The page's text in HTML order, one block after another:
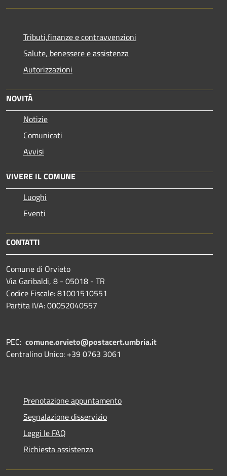
Tributi,finanze e contravvenzioni
Salute, benessere e assistenza
Autorizzazioni
NOVITÀ
Notizie
Comunicati
Avvisi
VIVERE IL COMUNE
Luoghi
Eventi
CONTATTI
Comune di Orvieto
Via Garibaldi, 8 - 05018 - TR
Codice Fiscale: 81001510551
Partita IVA: 00052040557
PEC: comune.orvieto@postacert.umbria.it
Centralino Unico: +39 0763 3061
Prenotazione appuntamento
Segnalazione disservizio
Leggi le FAQ
Richiesta assistenza